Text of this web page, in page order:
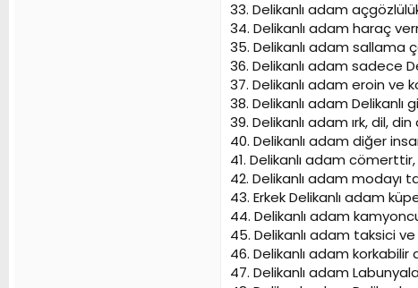
33. Delikanlı adam
34. Delikanlı adam haraç
35. Delikanlı adam sallama
36. Delikanlı adam sadece
37. Delikanlı adam eroin
38. Delikanlı adam Delikanlı
39. Delikanlı adam ırk, dil, din
40. Delikanlı adam diğer
41. Delikanlı adam
42. Delikanlı adam modayı
43. Erkek Delikanlı adam
44. Delikanlı adam
45. Delikanlı adam taksici
46. Delikanlı adam
47. Delikanlı adam